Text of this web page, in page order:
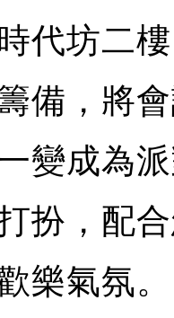
代坊二
備，將
變成為
扮，配
樂氣氛。